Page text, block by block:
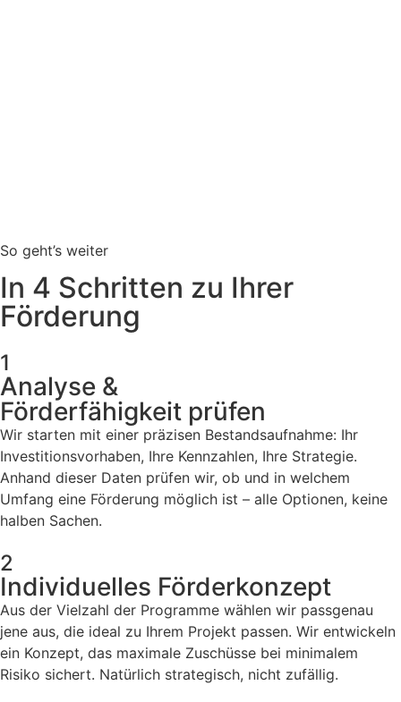
So geht’s weiter
In 4 Schritten zu Ihrer
Förderung
1
Analyse &
Förderfähigkeit prüfen
Wir starten mit einer präzisen Bestandsaufnahme: Ihr
Investitionsvorhaben, Ihre Kennzahlen, Ihre Strategie.
Anhand dieser Daten prüfen wir, ob und in welchem
Umfang eine Förderung möglich ist – alle Optionen, keine
halben Sachen.
2
Individuelles Förderkonzept
Aus der Vielzahl der Programme wählen wir passgenau
jene aus, die ideal zu Ihrem Projekt passen. Wir entwickeln
ein Konzept, das maximale Zuschüsse bei minimalem
Risiko sichert. Natürlich strategisch, nicht zufällig.